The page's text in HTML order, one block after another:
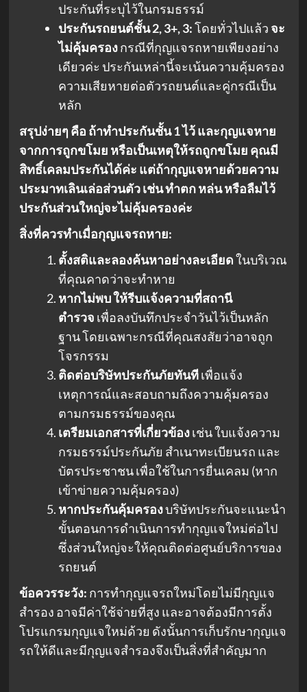
ประกันที่ระบุไว้ในกรมธรรม์
ประกันรถยนต์ชั้น 2, 3+, 3:โดยทั่วไปแล้ว จะ
ไม่คุ้มครองกรณีที่กุญแจรถหายเพียงอย่าง
เดียวค่ะ ประกันเหล่านี้จะเน้นความคุ้มครอง
ความเสียหายต่อตัวรถยนต์และคู่กรณีเป็น
หลัก
สรุปง่ายๆ คือ ถ้าทำประกันชั้น 1 ไว้ และกุญแจหาย
จากการถูกขโมย หรือเป็นเหตุให้รถถูกขโมย คุณมี
สิทธิ์เคลมประกันได้ค่ะ แต่ถ้ากุญแจหายด้วยความ
ประมาทเลินเล่อส่วนตัว เช่น ทำตก หล่น หรือลืมไว้
ประกันส่วนใหญ่จะไม่คุ้มครองค่ะ
สิ่งที่ควรทำเมื่อกุญแจรถหาย:
ตั้งสติและลองค้นหาอย่างละเอียดในบริเวณ
ที่คุณคาดว่าจะทำหาย
หากไม่พบ ให้รีบแจ้งความที่สถานี
ตำรวจ เพื่อลงบันทึกประจำวันไว้เป็นหลัก
ฐาน โดยเฉพาะกรณีที่คุณสงสัยว่าอาจถูก
โจรกรรม
ติดต่อบริษัทประกันภัยทันทีเพื่อแจ้ง
เหตุการณ์และสอบถามถึงความคุ้มครอง
ตามกรมธรรม์ของคุณ
เตรียมเอกสารที่เกี่ยวข้องเช่น ใบแจ้งความ
กรมธรรม์ประกันภัย สำเนาทะเบียนรถ และ
บัตรประชาชน เพื่อใช้ในการยื่นเคลม (หาก
เข้าข่ายความคุ้มครอง)
หากประกันคุ้มครองบริษัทประกันจะแนะนำ
ขั้นตอนการดำเนินการทำกุญแจใหม่ต่อไป
ซึ่งส่วนใหญ่จะให้คุณติดต่อศูนย์บริการของ
รถยนต์
ข้อควรระวัง: การทำกุญแจรถใหม่โดยไม่มีกุญแจ
สำรอง อาจมีค่าใช้จ่ายที่สูง และอาจต้องมีการตั้ง
โปรแกรมกุญแจใหม่ด้วย ดังนั้นการเก็บรักษากุญแจ
รถให้ดีและมีกุญแจสำรองจึงเป็นสิ่งที่สำคัญมาก